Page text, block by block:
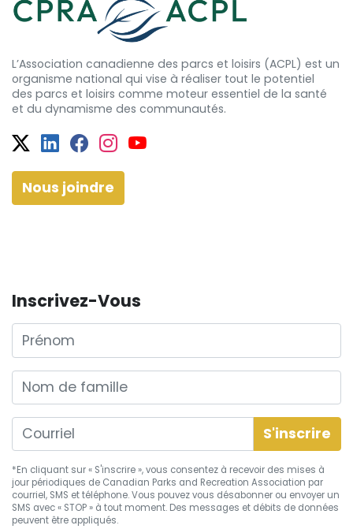
L’Association canadienne des parcs et loisirs (ACPL) est un
organisme national qui vise à réaliser tout le potentiel
des parcs et loisirs comme moteur essentiel de la santé
et du dynamisme des communautés.
Twitter
Facebook
Facebook
Instagram
YouTube
Nous joindre
Inscrivez-Vous
Prénom
Nom de famille
*En cliquant sur « S'inscrire », vous consentez à recevoir des mises à
jour périodiques de Canadian Parks and Recreation Association par
courriel, SMS et téléphone. Vous pouvez vous désabonner ou envoyer un
SMS avec « STOP » à tout moment. Des messages et débits de données
peuvent être appliqués.